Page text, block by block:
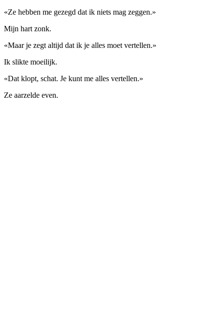
«Ze hebben me gezegd dat ik niets mag zeggen.»
Mijn hart zonk.
«Maar je zegt altijd dat ik je alles moet vertellen.»
Ik slikte moeilijk.
«Dat klopt, schat. Je kunt me alles vertellen.»
Ze aarzelde even.